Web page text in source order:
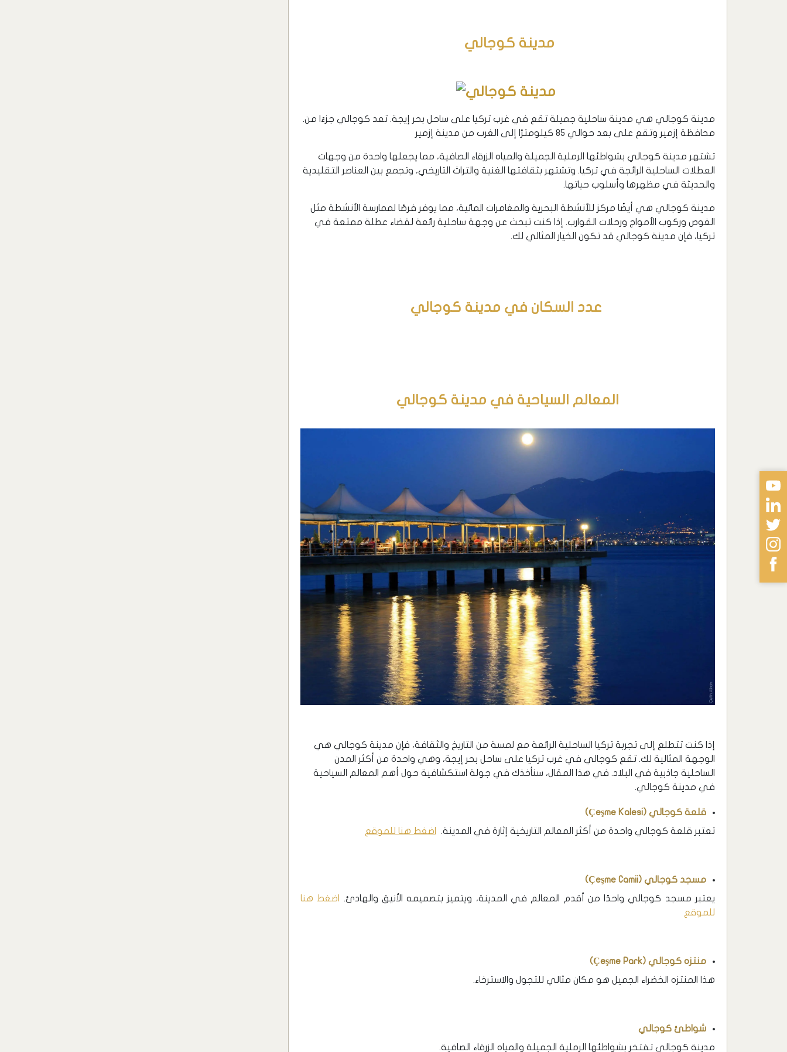
مدينة كوجالي
.مدينة كوجالي هي مدينة ساحلية جميلة تقع في غرب تركيا على ساحل بحر إيجة. تعد كوجالي جزءًا من
محافظة إزمير وتقع على بعد حوالي 85 كيلومترًا إلى الغرب من مدينة إزمير
تشتهر مدينة كوجالي بشواطئها الرملية الجميلة والمياه الزرقاء الصافية، مما يجعلها واحدة من وجهات
العطلات الساحلية الرائجة في تركيا. وتشتهر بثقافتها الغنية والتراث التاريخي، وتجمع بين العناصر التقليدية
والحديثة في مظهرها وأسلوب حياتها.
مدينة كوجالي هي أيضًا مركز للأنشطة البحرية والمغامرات المائية، مما يوفر فرصًا لممارسة الأنشطة مثل
الغوص وركوب الأمواج ورحلات القوارب. إذا كنت تبحث عن وجهة ساحلية رائعة لقضاء عطلة ممتعة في
تركيا، فإن مدينة كوجالي قد تكون الخيار المثالي لك.
عدد السكان في مدينة كوجالي
المعالم السياحية في مدينة كوجالي
إذا كنت تتطلع إلى تجربة تركيا الساحلية الرائعة مع لمسة من التاريخ والثقافة، فإن مدينة كوجالي هي
الوجهة المثالية لك. تقع كوجالي في غرب تركيا على ساحل بحر إيجة، وهي واحدة من أكثر المدن
الساحلية جاذبية في البلاد. في هذا المقال، سنأخذك في جولة استكشافية حول أهم المعالم السياحية
في مدينة كوجالي.
قلعة كوجالي (Çeşme Kalesi)
تعتبر قلعة كوجالي واحدة من أكثر المعالم التاريخية إثارة في المدينة.
اضغط هنا للموقع
مسجد كوجالي (Çeşme Camii)
يعتبر مسجد كوجالي واحدًا من أقدم المعالم في المدينة، ويتميز بتصميمه الأنيق والهادئ.
اضغط هنا
للموقع
منتزه كوجالي (Çeşme Park)
هذا المنتزه الخضراء الجميل هو مكان مثالي للتجول والاسترخاء.
شواطئ كوجالي
مدينة كوجالي تفتخر بشواطئها الرملية الجميلة والمياه الزرقاء الصافية.